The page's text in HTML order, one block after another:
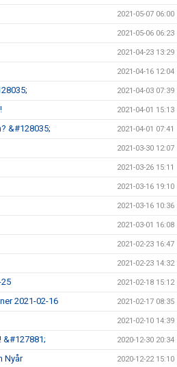
2021-05-07 06:00
2021-05-06 06:23
2021-04-23 13:29
2021-04-16 12:04
2021-04-03 07:39
2021-04-01 15:13
&#128035; 2021-04-01 07:41
2021-03-30 12:07
2021-03-26 15:11
2021-03-16 19:10
2021-03-16 10:36
2021-03-01 16:08
2021-02-23 16:47
2021-02-23 14:32
2021-02-18 15:12
2021-02-16 2021-02-17 08:35
2021-02-10 14:39
2020-12-30 20:34
Nyår 2020-12-22 15:10